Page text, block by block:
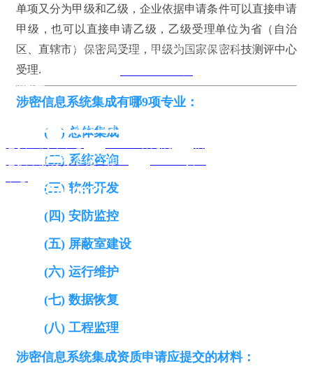
单项又分为甲级和乙级，企业依据申请条件可以直接申请
甲级，也可以直接申请乙级，乙级受理单位为省（自治
区、直辖市）保密局受理，甲级为国家保密科技测评中心
受理.
涉密信息系统集成有哪9项专业：
(一) 总体集成
(二) 系统咨询
(三) 软件开发
(四) 安防监控
(五) 屏蔽室建设
(六) 运行维护
(七) 数据恢复
(八) 工程监理
涉密信息系统集成资质申请应提交的材料：
地址：深圳市南山区科技园朗山
路7号南航大厦410
邮编：510610
Copyright ©2005 - 2020 深圳市东航信息技术有限公司
友情链接
国家认证认可监督管理委员会
息技术服务标准化工作组
0755-21010617